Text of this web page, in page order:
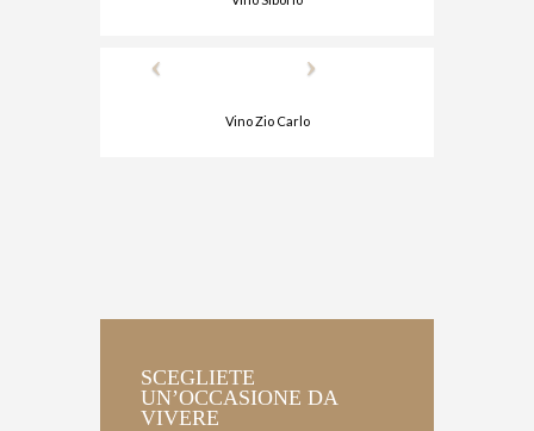
Vino Zio Carlo
SCEGLIETE
UN’OCCASIONE DA
VIVERE